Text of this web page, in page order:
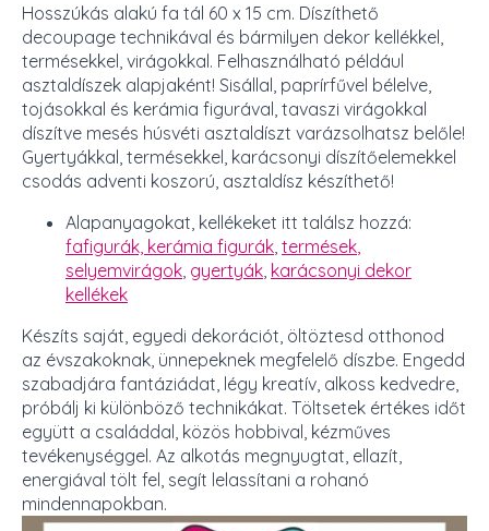
Hosszúkás alakú fa tál 60 x 15 cm. Díszíthető
decoupage technikával és bármilyen dekor kellékkel,
termésekkel, virágokkal. Felhasználható például
asztaldíszek alapjaként! Sisállal, paprírfűvel bélelve,
tojásokkal és kerámia figurával, tavaszi virágokkal
díszítve mesés húsvéti asztaldíszt varázsolhatsz belőle!
Gyertyákkal, termésekkel, karácsonyi díszítőelemekkel
csodás adventi koszorú, asztaldísz készíthető!
Alapanyagokat, kellékeket itt találsz hozzá:
fafigurák, kerámia figurák termések
selyemvirágok gyertyák karácsonyi dekor
kellékek
Készíts saját, egyedi dekorációt, öltöztesd otthonod
az évszakoknak, ünnepeknek megfelelő díszbe. Engedd
szabadjára fantáziádat, légy kreatív, alkoss kedvedre,
próbálj ki különböző technikákat. Töltsetek értékes időt
együtt a családdal, közös hobbival, kézműves
tevékenységgel. Az alkotás megnyugtat, ellazít,
energiával tölt fel, segít lelassítani a rohanó
mindennapokban.